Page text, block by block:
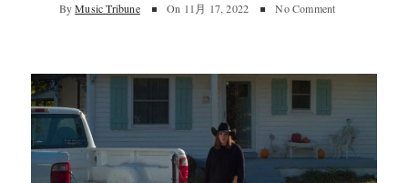
By Music Tribune On 11月 17, 2022 No Comment